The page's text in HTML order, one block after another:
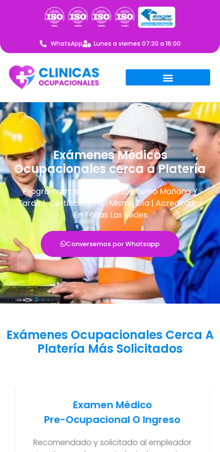
WhatsApp Lunes a viernes 07:30 a 16:00
Exámenes Médicos
Ocupacionales cerca a Platería
Programamos Tu Cita En Los Turno Mañana Y
Tarde | Certificación El Mismo Día | Acreditados
En Todas Las Sedes
Conversemos por Whatsapp
Exámenes Ocupacionales Cerca A
Platería Más Solicitados